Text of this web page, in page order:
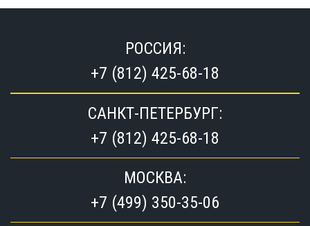
РОССИЯ:
+7 (812) 425-68-18
САНКТ-ПЕТЕРБУРГ:
+7 (812) 425-68-18
МОСКВА:
+7 (499) 350-35-06